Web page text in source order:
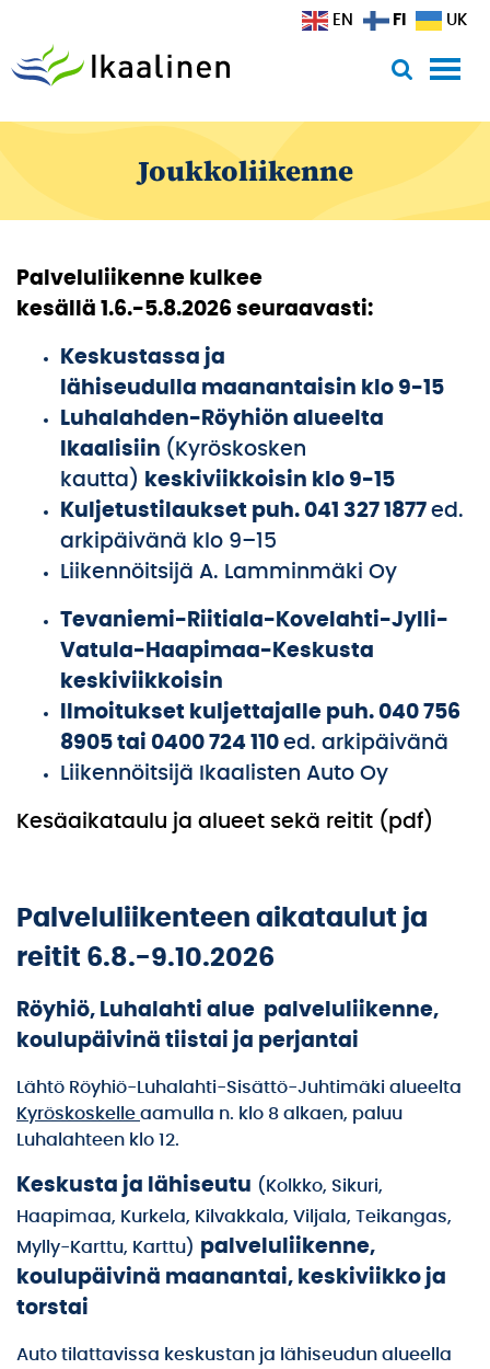
Joukkoliikenne
Palveluliikenne kulkee
kesällä 1.6.-5.8.2026 seuraavasti:
Keskustassa ja
lähiseudulla maanantaisin klo 9-15
Luhalahden-Röyhiön alueelta
Ikaalisiin (Kyröskosken
kautta) keskiviikkoisin klo 9-15
Kuljetustilaukset puh. 041 327 1877 ed.
arkipäivänä klo 9–15
Liikennöitsijä A. Lamminmäki Oy
Tevaniemi-Riitiala-Kovelahti-Jylli-
Vatula-Haapimaa-Keskusta
keskiviikkoisin
Ilmoitukset kuljettajalle puh. 040 756
8905 tai 0400 724 110 ed. arkipäivänä
Liikennöitsijä Ikaalisten Auto Oy
Kesäaikataulu ja alueet sekä reitit (pdf)
Palveluliikenteen aikataulut ja
reitit 6.8.-9.10.2026
Röyhiö, Luhalahti alue palveluliikenne,
koulupäivinä tiistai ja perjantai
Lähtö Röyhiö-Luhalahti-Sisättö-Juhtimäki alueelta
Kyröskoskelle aamulla n. klo 8 alkaen, paluu
Luhalahteen klo 12.
Keskusta ja lähiseutu (Kolkko, Sikuri,
Haapimaa, Kurkela, Kilvakkala, Viljala, Teikangas,
Mylly-Karttu, Karttu) palveluliikenne,
koulupäivinä maanantai, keskiviikko ja
torstai
Auto tilattavissa keskustan ja lähiseudun alueella
EN FI UK